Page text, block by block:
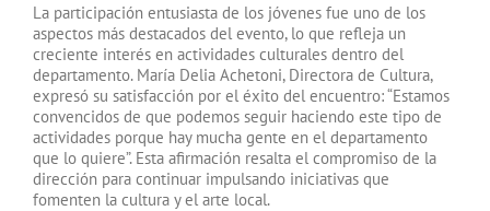
La participación entusiasta de los jóvenes fue uno de los
aspectos más destacados del evento, lo que refleja un
creciente interés en actividades culturales dentro del
departamento. María Delia Achetoni, Directora de Cultura,
expresó su satisfacción por el éxito del encuentro: “Estamos
convencidos de que podemos seguir haciendo este tipo de
actividades porque hay mucha gente en el departamento
que lo quiere”. Esta afirmación resalta el compromiso de la
dirección para continuar impulsando iniciativas que
fomenten la cultura y el arte local.